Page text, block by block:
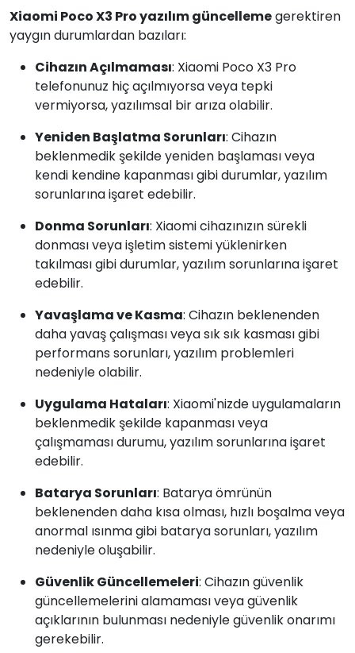
Xiaomi Poco X3 Pro yazılım güncellemegerektiren
yaygın durumlardan bazıları:
Cihazın Açılmaması: Xiaomi Poco X3 Pro
telefonunuz hiç açılmıyorsa veya tepki
vermiyorsa, yazılımsal bir arıza olabilir.
Yeniden Başlatma Sorunları: Cihazın
beklenmedik şekilde yeniden başlaması veya
kendi kendine kapanması gibi durumlar, yazılım
sorunlarına işaret edebilir.
Donma Sorunları: Xiaomi cihazınızın sürekli
donması veya işletim sistemi yüklenirken
takılması gibi durumlar, yazılım sorunlarına işaret
edebilir.
Yavaşlama ve Kasma: Cihazın beklenenden
daha yavaş çalışması veya sık sık kasması gibi
performans sorunları, yazılım problemleri
nedeniyle olabilir.
Uygulama Hataları: Xiaomi'nizde uygulamaların
beklenmedik şekilde kapanması veya
çalışmaması durumu, yazılım sorunlarına işaret
edebilir.
Batarya Sorunları: Batarya ömrünün
beklenenden daha kısa olması, hızlı boşalma veya
anormal ısınma gibi batarya sorunları, yazılım
nedeniyle oluşabilir.
Güvenlik Güncellemeleri: Cihazın güvenlik
güncellemelerini alamaması veya güvenlik
açıklarının bulunması nedeniyle güvenlik onarımı
gerekebilir.